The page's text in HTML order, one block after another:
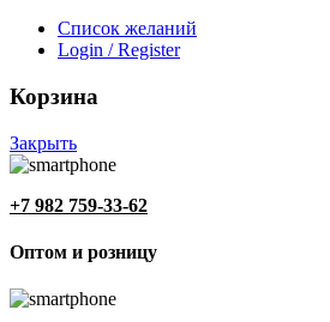
Список желаний
Login / Register
Корзина
Закрыть
+7 982 759-33-62
Оптом и розницу